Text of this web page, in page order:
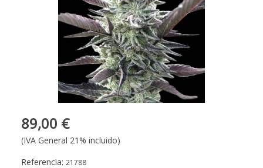
89,00 €
(IVA General 21% incluido)
Referencia: 21788